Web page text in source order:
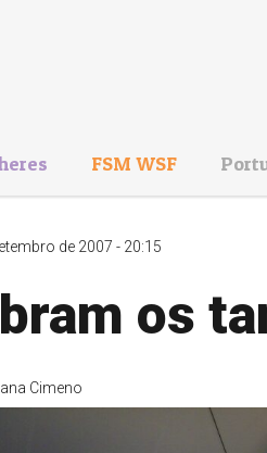
FSM WSF
de 2007 - 20:15
os
Cimeno